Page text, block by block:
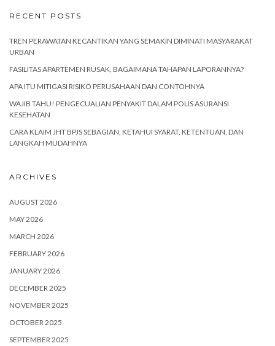
RECENT POSTS
TREN PERAWATAN KECANTIKAN YANG SEMAKIN DIMINATI MASYARAKAT
URBAN
FASILITAS APARTEMEN RUSAK, BAGAIMANA TAHAPAN LAPORANNYA?
APA ITU MITIGASI RISIKO PERUSAHAAN DAN CONTOHNYA
WAJIB TAHU! PENGECUALIAN PENYAKIT DALAM POLIS ASURANSI
KESEHATAN
CARA KLAIM JHT BPJS SEBAGIAN, KETAHUI SYARAT, KETENTUAN, DAN
LANGKAH MUDAHNYA
ARCHIVES
AUGUST 2026
MAY 2026
MARCH 2026
FEBRUARY 2026
JANUARY 2026
DECEMBER 2025
NOVEMBER 2025
OCTOBER 2025
SEPTEMBER 2025